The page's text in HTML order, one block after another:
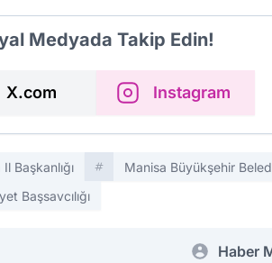
Medyada Takip Edin!
X.com Instagram
Başkanlığı
Manisa Büyükşehir
Başsavcılığı
Haber